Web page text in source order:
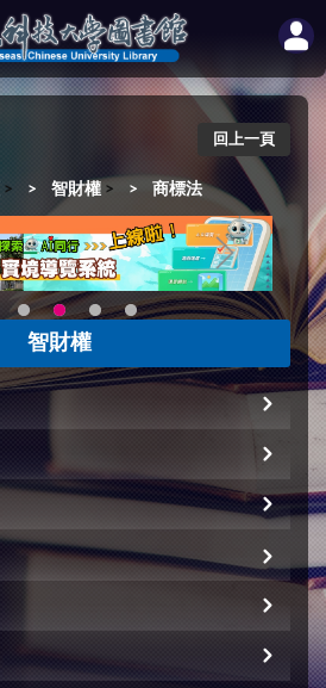
回上一頁
> 智財權 > 商標法
智財權